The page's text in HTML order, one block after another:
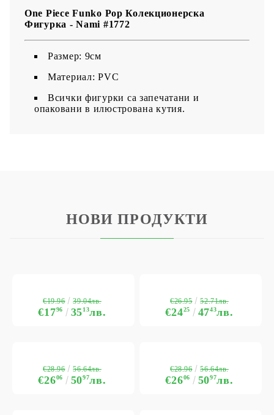
One Piece Funko Pop Колекционерска
Фигурка - Nami #1772
Размер: 9см
Материал: PVC
Всички фигурки са запечатани и
опаковани в илюстрована кутия.
НОВИ ПРОДУКТИ
€1796 3513лв.
€19.96 39.04лв.
€2425 4743лв.
€26.95 52.71лв.
€2606 5097лв.
€28.96 56.64лв.
€2606 5097лв.
€28.96 56.64лв.